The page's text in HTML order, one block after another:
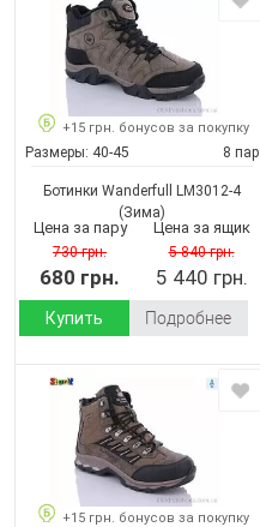
+15 грн. бонусов за покупку
Размеры: 40-45 8 пар
Ботинки Wanderfull LM3012-4
(Зима)
Цена за пару
730 грн.
680 грн.
Цена за ящик
5 840 грн.
5 440 грн.
Купить Подробнее
+15 грн. бонусов за покупку